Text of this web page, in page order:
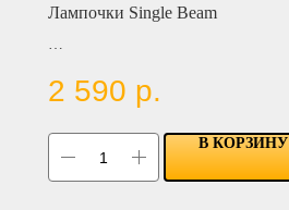
Лампочки Single Beam
9-60V, (H4)
2 590 р.
В КОРЗИНУ